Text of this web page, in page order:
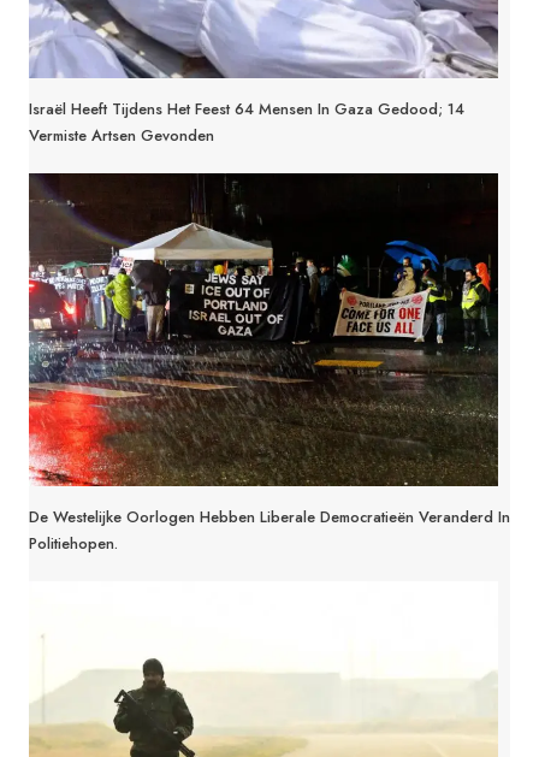
Israël Heeft Tijdens Het Feest 64 Mensen In Gaza Gedood; 14
Vermiste Artsen Gevonden
De Westelijke Oorlogen Hebben Liberale Democratieën Veranderd In
Politiehopen.